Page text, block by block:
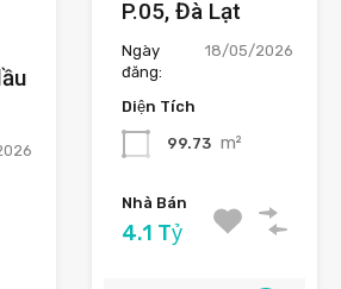
P.05, Đà Lạt
Ngày
đăng:
18/05/2026
Diện Tích
99.73 m²
Nhà Bán
4.1 Tỷ